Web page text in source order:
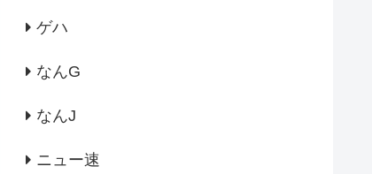
ゲハ
なんG
なんJ
ニュー速